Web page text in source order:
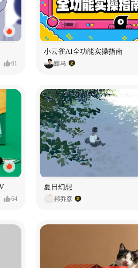
61
小云雀AI全功能实操指南
黯马
64
夏日幻想
邦乔彦